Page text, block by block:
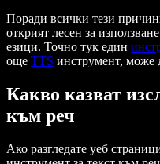
Поради всички тези
открият лесен за
езици. Точно тук един
още TTS инструмент, може
Какво казват
към реч
Ако разгледате уеб